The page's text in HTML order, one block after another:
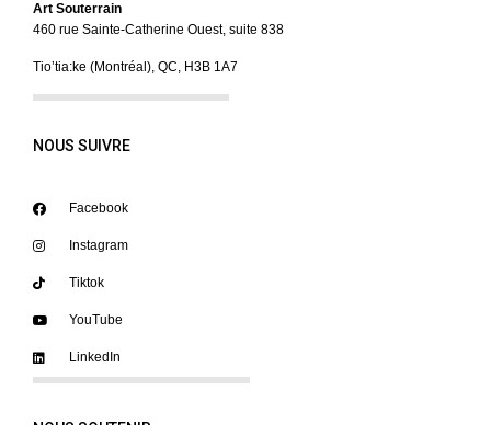
Art Souterrain
460 rue Sainte-Catherine Ouest, suite 838
Tio’tia:ke (Montréal), QC, H3B 1A7
NOUS SUIVRE
Facebook
Instagram
Tiktok
YouTube
LinkedIn